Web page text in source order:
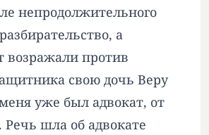
непродолжительного
а
возражали против
свою дочь Веру
уже был адвокат, от
Речь шла об адвокате